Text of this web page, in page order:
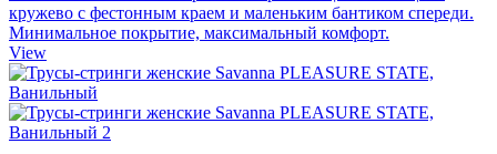
кружево с фестонным краем и маленьким бантиком спереди.
Минимальное покрытие, максимальный комфорт.
View